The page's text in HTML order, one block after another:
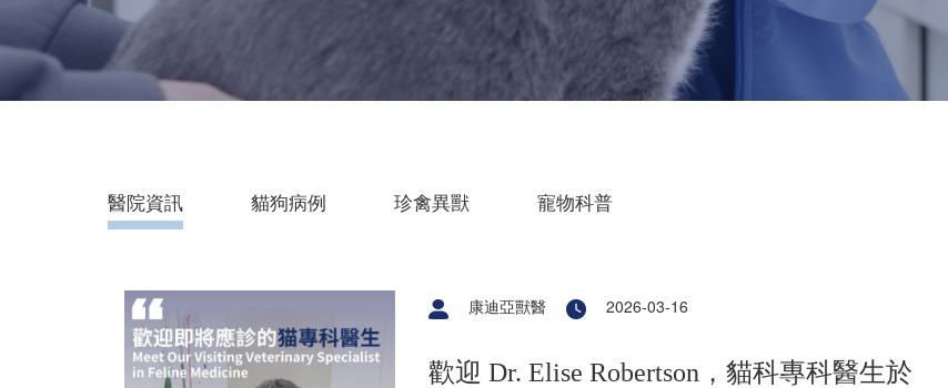
醫院資訊 貓狗病例 珍禽異獸 寵物科普
康迪亞獸醫 2026-03-16
歡迎 Dr. Elise Robertson，貓科專科醫生於